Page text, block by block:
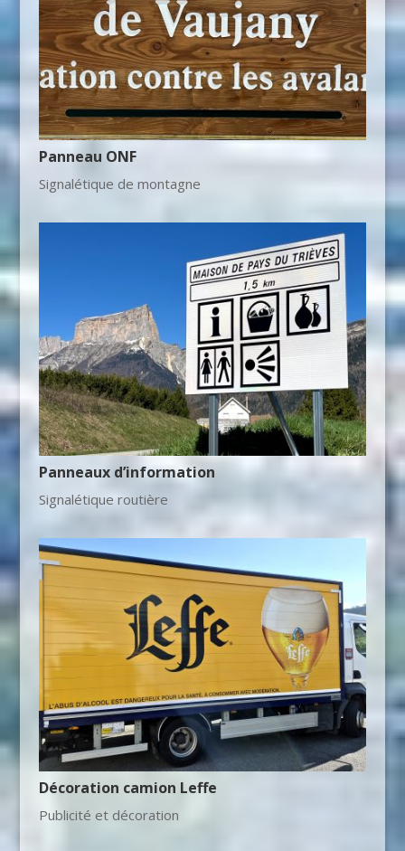
Panneau ONF
Signalétique de montagne
Panneaux d’information
Signalétique routière
Décoration camion Leffe
Publicité et décoration